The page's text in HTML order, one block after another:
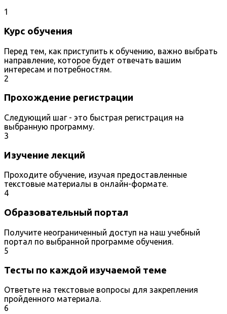
1
Курс обучения
Перед тем, как приступить к обучению, важно выбрать
направление, которое будет отвечать вашим
интересам и потребностям.
2
Прохождение регистрации
Следующий шаг - это быстрая регистрация на
выбранную программу.
3
Изучение лекций
Проходите обучение, изучая предоставленные
текстовые материалы в онлайн-формате.
4
Образовательный портал
Получите неограниченный доступ на наш учебный
портал по выбранной программе обучения.
5
Тесты по каждой изучаемой теме
Ответьте на текстовые вопросы для закрепления
пройденного материала.
6